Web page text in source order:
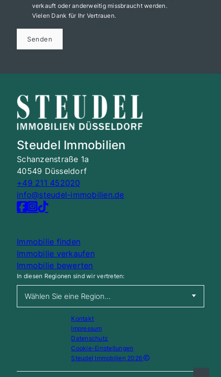
verkauft oder anderweitig missbraucht werden.
Vielen Dank für Ihr Vertrauen.
Senden
Steudel Immobilien
Schanzenstraße 1a
40549 Düsseldorf
+49 211 452020
info@steudel-immobilien.de
In diesen Regionen sind wir vertreten:
Immobilie finden
Immobilie verkaufen
Immobilie bewerten
Kontakt
Impressum
Datenschutz
Cookie-Einstellungen
Steudel Immobilien 2026